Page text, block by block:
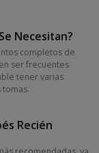
Necesitan?
completos de
ser frecuentes
tener varias
Recién